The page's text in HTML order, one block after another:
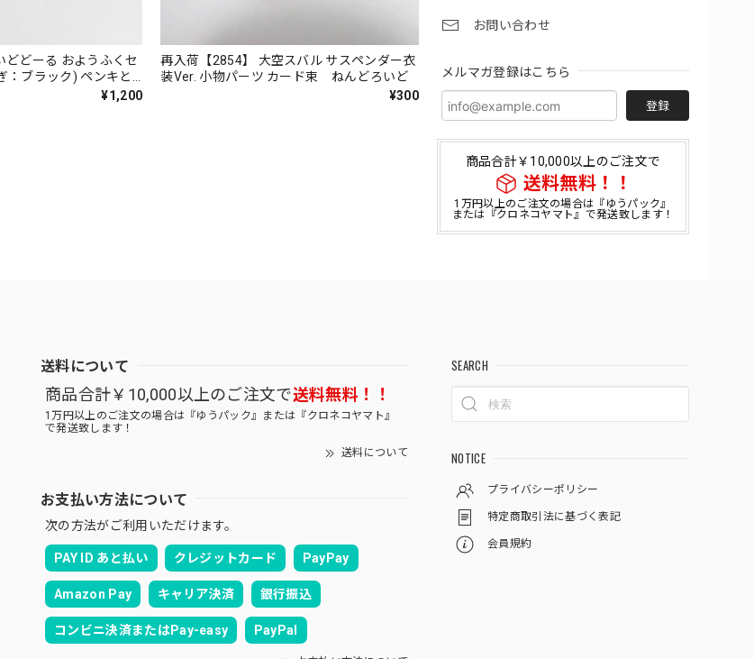
お問い合わせ
メルマガ登録はこちら
登録
商品合計￥10,000以上のご注文で
送料無料！！
1万円以上のご注文の場合は『ゆうパック』
または『クロネコヤマト』で発送致します！
どどーる おようふくセ
：ブラック) ペンキと
¥1,200
再入荷【2854】 大空スバル サスペンダー衣
装Ver. 小物パーツ カード束 ねんどろいど
¥300
送料について
商品合計￥10,000以上のご注文で送料無料！！
1万円以上のご注文の場合は『ゆうパック』または『クロネコヤマト』
で発送致します！
送料について
お支払い方法について
次の方法がご利用いただけます。
PAY ID あと払い クレジットカード PayPay
Amazon Pay キャリア決済 銀行振込
コンビニ決済またはPay-easy PayPal
SEARCH
NOTICE
プライバシーポリシー
特定商取引法に基づく表記
会員規約